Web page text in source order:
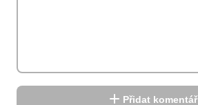
Přidat komentář